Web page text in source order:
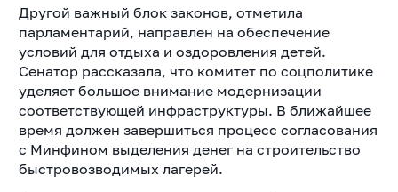
Другой важный блок законов, отметила
парламентарий, направлен на обеспечение
условий для отдыха и оздоровления детей.
Сенатор рассказала, что комитет по соцполитике
уделяет большое внимание модернизации
соответствующей инфраструктуры. В ближайшее
время должен завершиться процесс согласования
с Минфином выделения денег на строительство
быстровозводимых лагерей.